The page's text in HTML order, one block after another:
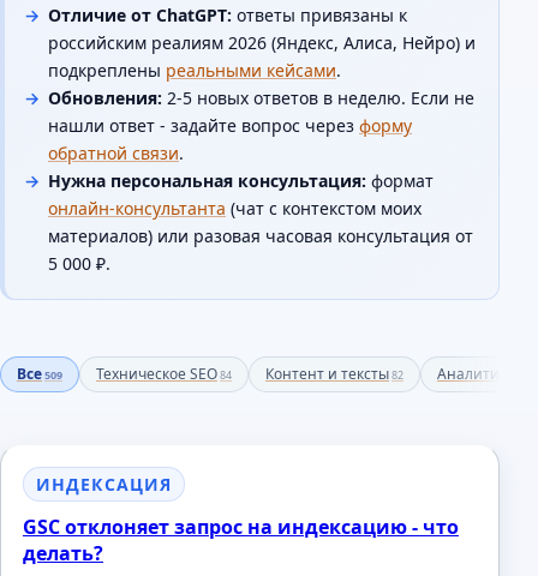
Отличие от ChatGPT: ответы привязаны к
российским реалиям 2026 (Яндекс, Алиса, Нейро) и
подкреплены реальными кейсами.
Обновления: 2-5 новых ответов в неделю. Если не
нашли ответ - задайте вопрос через форму
обратной связи.
Нужна персональная консультация: формат
онлайн-консультанта (чат с контекстом моих
материалов) или разовая часовая консультация от
5 000 ₽.
Все509 Техническое SEO84 Контент и тексты82 Аналитика и
ИНДЕКСАЦИЯ
GSC отклоняет запрос на индексацию - что
делать?